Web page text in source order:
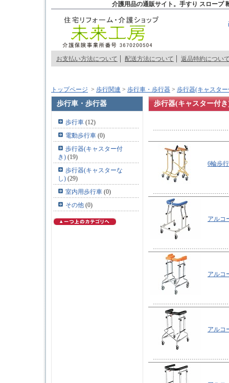
介護用品の通販サイト。手すり スロープ
お支払い方法について 配送方法について 返品特約につい
トップページ > 歩行関連 > 歩行車・歩行器 > 歩行器(キャスタ
歩行車・歩行器
歩行車 (12)
電動歩行車 (0)
歩行器(キャスター付
き) (19)
歩行器(キャスターな
し) (29)
室内用歩行車 (0)
その他 (0)
歩行器(キャスター付
6輪歩
アルコ
アルコ
アルコ